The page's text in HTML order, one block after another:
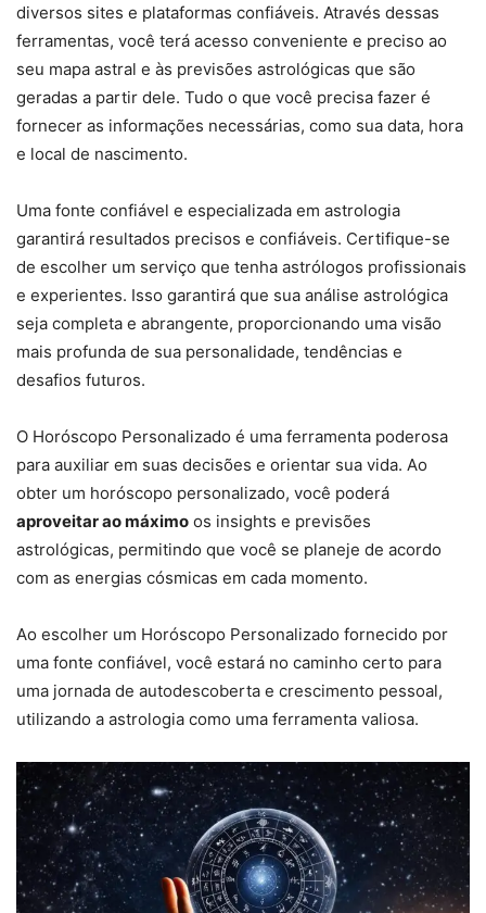
diversos sites e plataformas confiáveis. Através dessas
ferramentas, você terá acesso conveniente e preciso ao
seu mapa astral e às previsões astrológicas que são
geradas a partir dele. Tudo o que você precisa fazer é
fornecer as informações necessárias, como sua data, hora
e local de nascimento.
Uma fonte confiável e especializada em astrologia
garantirá resultados precisos e confiáveis. Certifique-se
de escolher um serviço que tenha astrólogos profissionais
e experientes. Isso garantirá que sua análise astrológica
seja completa e abrangente, proporcionando uma visão
mais profunda de sua personalidade, tendências e
desafios futuros.
O Horóscopo Personalizado é uma ferramenta poderosa
para auxiliar em suas decisões e orientar sua vida. Ao
obter um horóscopo personalizado, você poderá
aproveitar ao máximo os insights e previsões
astrológicas, permitindo que você se planeje de acordo
com as energias cósmicas em cada momento.
Ao escolher um Horóscopo Personalizado fornecido por
uma fonte confiável, você estará no caminho certo para
uma jornada de autodescoberta e crescimento pessoal,
utilizando a astrologia como uma ferramenta valiosa.